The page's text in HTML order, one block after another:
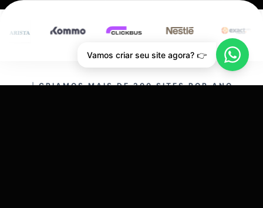
CRIAMOS MAIS DE 200 SITES POR ANO.
Vamos criar seu site agora? 👉